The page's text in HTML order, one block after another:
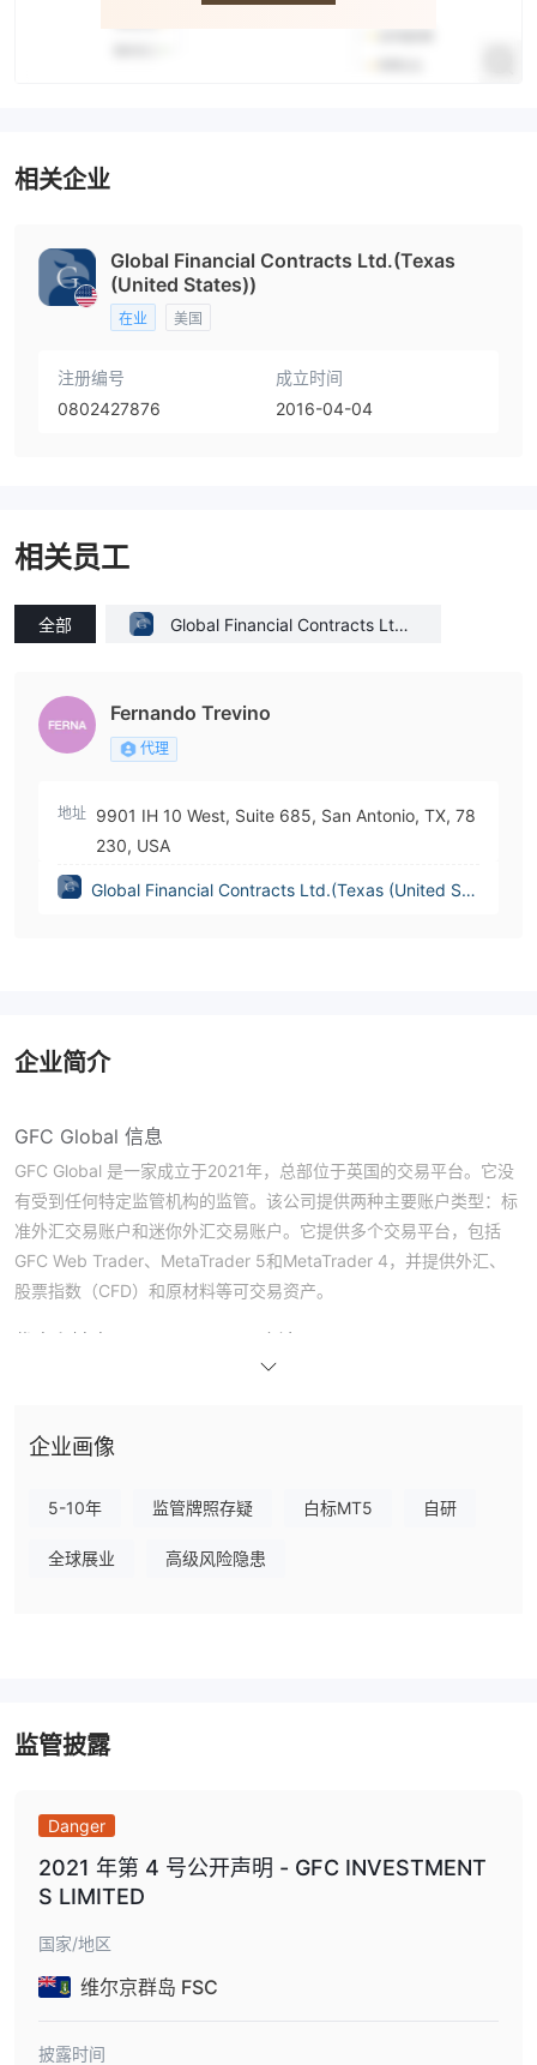
相关企业
Global Financial Contracts Ltd.(Texas
(United States))
在业 美国
注册编号
0802427876
成立时间
2016-04-04
相关员工
全部
Global Financial Contracts Ltd.
Fernando Trevino
代理
地址 9901 IH 10 West, Suite 685, San Antonio, TX, 78
230, USA
Global Financial Contracts Ltd.(Texas (United Sta
企业简介
GFC Global 信息
GFC Global 是一家成立于2021年，总部位于英国的交易平台。它没
有受到任何特定监管机构的监管。该公司提供两种主要账户类型：标
准外汇交易账户和迷你外汇交易账户。它提供多个交易平台，包括
GFC Web Trader、MetaTrader 5和MetaTrader 4，并提供外汇、
股票指数（CFD）和原材料等可交易资产。
GFC Global 目前处于无有效监管的状态。
GFC Global为交易者提供外汇、股票指数（CFD）和原材料交易的
可以享受400:1的杠杆
GFC Global允许客户最高杠杆为400:1。
GFC Global费用
交易平台
企业画像
5-10年 监管牌照存疑 白标MT5 自研
全球展业 高级风险隐患
监管披露
Danger
2021 年第 4 号公开声明 - GFC INVESTMENT
S LIMITED
国家/地区
维尔京群岛 FSC
披露时间